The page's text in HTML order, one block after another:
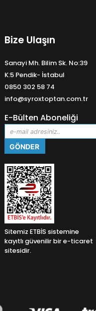
Bize Ulaşın
Sanayi Mh. Bilim Sk. No:39
K:5 Pendik- İstabul
0850 302 58 74
info@syroxtoptan.com.tr
E-Bülten Aboneliği
Sitemiz ETBİS sistemine
kayıtlı güvenilir bir e-ticaret
sitesidir.